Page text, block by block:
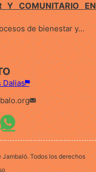
Y COMUNITARIO EN
de bienestar y…
Dalias
Todos los derechos